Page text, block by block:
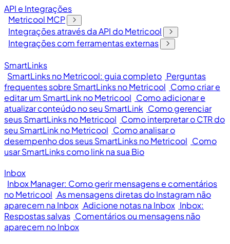
API e Integrações
Metricool MCP
Integrações através da API do Metricool
Integrações com ferramentas externas
SmartLinks
SmartLinks no Metricool: guia completo Perguntas
frequentes sobre SmartLinks no Metricool Como criar e
editar um SmartLink no Metricool Como adicionar e
atualizar conteúdo no seu SmartLink Como gerenciar
seus SmartLinks no Metricool Como interpretar o CTR do
seu SmartLink no Metricool Como analisar o
desempenho dos seus SmartLinks no Metricool Como
usar SmartLinks como link na sua Bio
Inbox
Inbox Manager: Como gerir mensagens e comentários
no Metricool As mensagens diretas do Instagram não
aparecem na Inbox Adicione notas na Inbox Inbox:
Respostas salvas Comentários ou mensagens não
aparecem no Inbox